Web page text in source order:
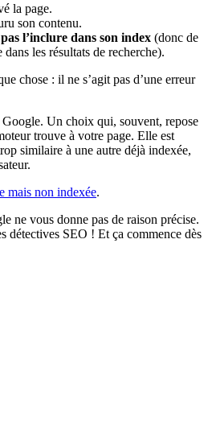
la page.
son contenu.
l’inclure dans son index (donc de
les résultats de recherche).
chose : il ne s’agit pas d’une erreur
Un choix qui, souvent, repose
trouve à votre page. Elle est
similaire à une autre déjà indexée,
mais non indexée.
ne vous donne pas de raison précise.
détectives SEO ! Et ça commence dès